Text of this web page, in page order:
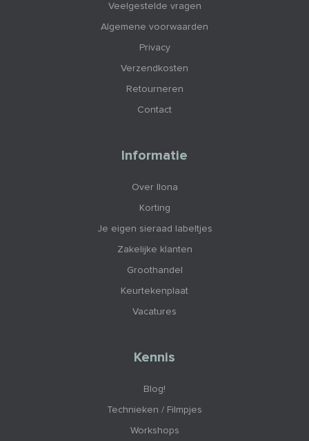
Veelgestelde vragen
Algemene voorwaarden
Privacy
Verzendkosten
Retourneren
Contact
Informatie
Over Ilona
Korting
Je eigen sieraad labeltjes
Zakelijke klanten
Groothandel
Keurtekenplaat
Vacatures
Kennis
Blog!
Technieken / Filmpjes
Workshops